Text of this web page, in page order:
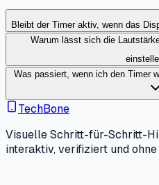
Bleibt der Timer aktiv, wenn das
Warum lässt sich die
Was passiert, wenn ich den Timer
TechBone
Visuelle Schritt-für-Schritt-
interaktiv, verifiziert und